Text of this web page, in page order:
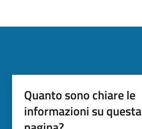
Quanto sono chiare le
informazioni su questa